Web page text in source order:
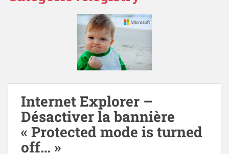
Internet Explorer –
Désactiver la bannière
« Protected mode is turned
off… »